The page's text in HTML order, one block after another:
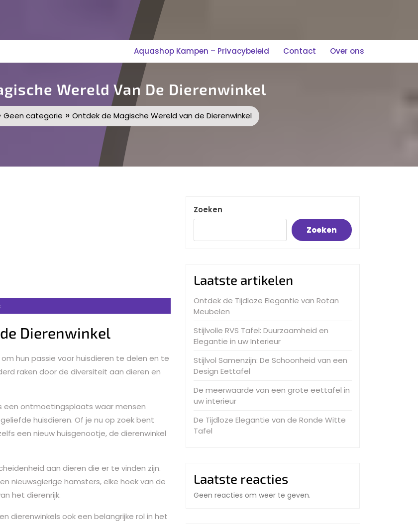
Aquashop Kampen – Privacybeleid Contact Over ons
Wereld Van De Dierenwinkel
Geen categorie » Ontdek de Magische Wereld van de Dierenwinkel
Dierenwinkel
hun passie voor huisdieren te delen en te
raken door de diversiteit aan dieren en
een ontmoetingsplaats waar mensen
huisdieren. Of je nu op zoek bent
een nieuw huisgenootje, de dierenwinkel
aan dieren die er te vinden zijn.
nieuwsgierige hamsters, elke hoek van de
het dierenrijk.
dierenwinkels ook een belangrijke rol in het
Zoeken
Zoeken
Laatste artikelen
Ontdek de Tijdloze Elegantie van Rotan
Meubelen
Stijlvolle RVS Tafel: Duurzaamheid en
Elegantie in uw Interieur
Stijlvol Samenzijn: De Schoonheid van een
Design Eettafel
De meerwaarde van een grote eettafel in
uw interieur
De Tijdloze Elegantie van de Ronde Witte
Tafel
Laatste reacties
Geen reacties om weer te geven.